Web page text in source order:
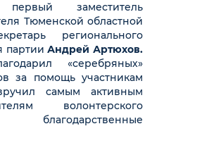
первый заместитель
Тюменской областной
регионального
партииАндрей Артюхов.
«серебряных»
за помощь участникам
самым активным
волонтерского
благодарственные